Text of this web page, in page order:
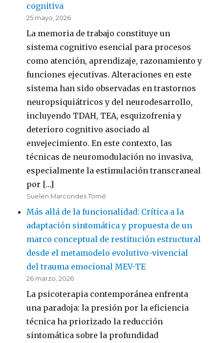
cognitiva
25 mayo, 2026
La memoria de trabajo constituye un
sistema cognitivo esencial para procesos
como atención, aprendizaje, razonamiento y
funciones ejecutivas. Alteraciones en este
sistema han sido observadas en trastornos
neuropsiquiátricos y del neurodesarrollo,
incluyendo TDAH, TEA, esquizofrenia y
deterioro cognitivo asociado al
envejecimiento. En este contexto, las
técnicas de neuromodulación no invasiva,
especialmente la estimulación transcraneal
por […]
Suelen Marcondes Tomé
Más allá de la funcionalidad: Crítica a la
adaptación sintomática y propuesta de un
marco conceptual de restitución estructural
desde el metamodelo evolutivo-vivencial
del trauma emocional MEV-TE
26 marzo, 2026
La psicoterapia contemporánea enfrenta
una paradoja: la presión por la eficiencia
técnica ha priorizado la reducción
sintomática sobre la profundidad